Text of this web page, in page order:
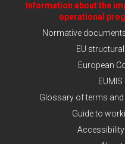
Information about the
operational
Normative
EU
European
Glossary of terms
Guide to